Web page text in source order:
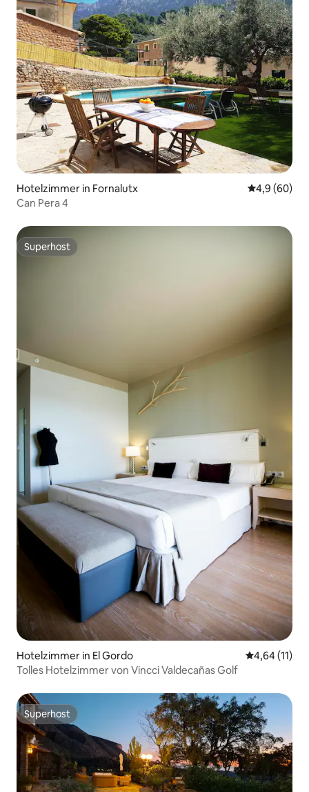
Hotelzimmer in Fornalutx
4,9 (60)
Can Pera 4
Superhost
Superhost
Hotelzimmer in El Gordo
4,64 (11)
Tolles Hotelzimmer von Vincci Valdecañas Golf
Superhost
Superhost